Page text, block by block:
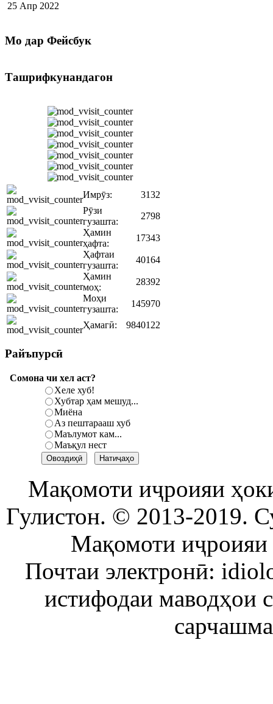
25 Апр 2022
Мо дар Фейсбук
Ташрифкунандагон
Имрӯз:
3132
Рӯзи
гузашта:
2798
Ҳамин
ҳафта:
17343
Ҳафтаи
гузашта:
40164
Ҳамин
моҳ:
28392
Моҳи
гузашта:
145970
Ҳамагӣ: 9840122
Райъпурсӣ
Сомона чи хел аст?
Хеле хуб!
Хубтар ҳам мешуд...
Миёна
Аз пештарааш хуб
Маълумот кам...
Маъқул нест
Мақомоти иҷроияи
Гулистон. © 2013-2019.
Мақомоти иҷроияи
Почтаи электронӣ:
истифодаи маводҳои